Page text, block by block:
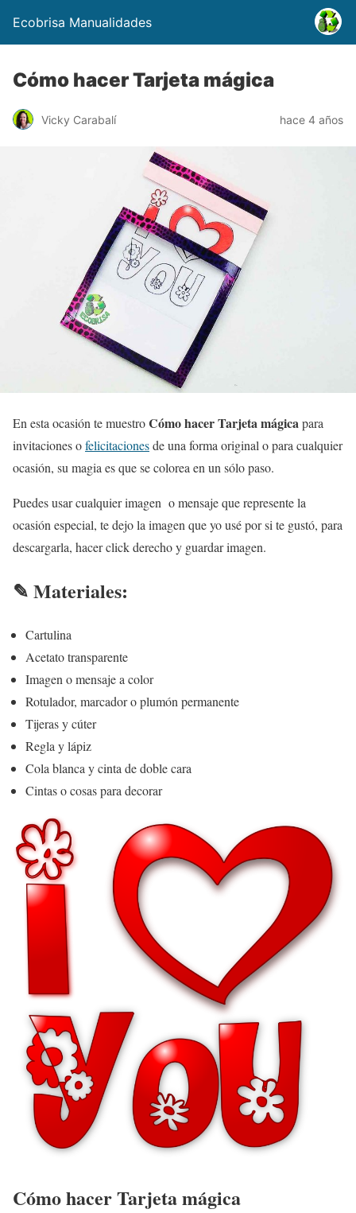
Ecobrisa Manualidades
Cómo hacer Tarjeta mágica
Vicky Carabalí hace 4 años
En esta ocasión te muestroCómo hacer Tarjeta mágicapara
invitaciones ofelicitacionesde una forma original o para cualquier
ocasión, su magia es que se colorea en un sólo paso.
Puedes usar cualquier imagen o mensaje que represente la
ocasión especial, te dejo la imagen que yo usé por si te gustó, para
descargarla, hacer click derecho y guardar imagen.
✎ Materiales:
Cartulina
Acetato transparente
Imagen o mensaje a color
Rotulador, marcador o plumón permanente
Tijeras y cúter
Regla y lápiz
Cola blanca y cinta de doble cara
Cintas o cosas para decorar
Cómo hacer Tarjeta mágica